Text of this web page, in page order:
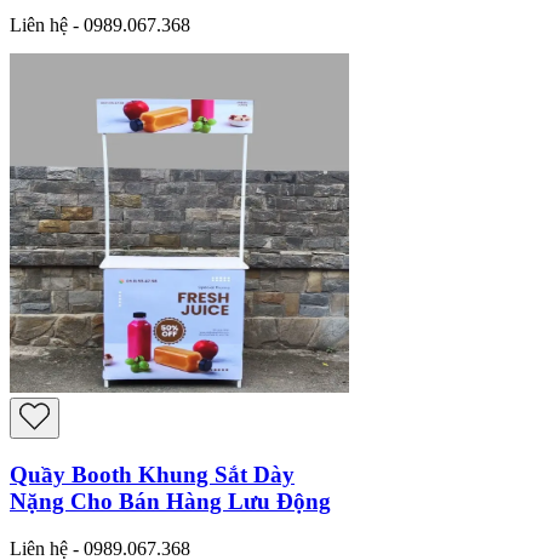
Liên hệ - 0989.067.368
Quầy Booth Khung Sắt Dày
Nặng Cho Bán Hàng Lưu Động
Liên hệ - 0989.067.368